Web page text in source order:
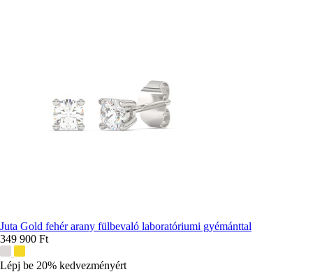
Juta Gold fehér arany fülbevaló laboratóriumi gyémánttal
349 900 Ft
színek:
Lépj be 20% kedvezményért